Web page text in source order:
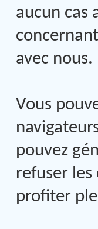
aucun cas
avec nous.
Vous
pouvez
refuser les
profiter